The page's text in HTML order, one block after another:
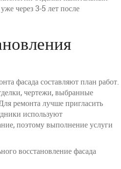
через 3-5 лет после
фасада составляют план работ.
чертежи, выбранные
ремонта лучше пригласить
используют
поэтому выполнение услуги
восстановление фасада